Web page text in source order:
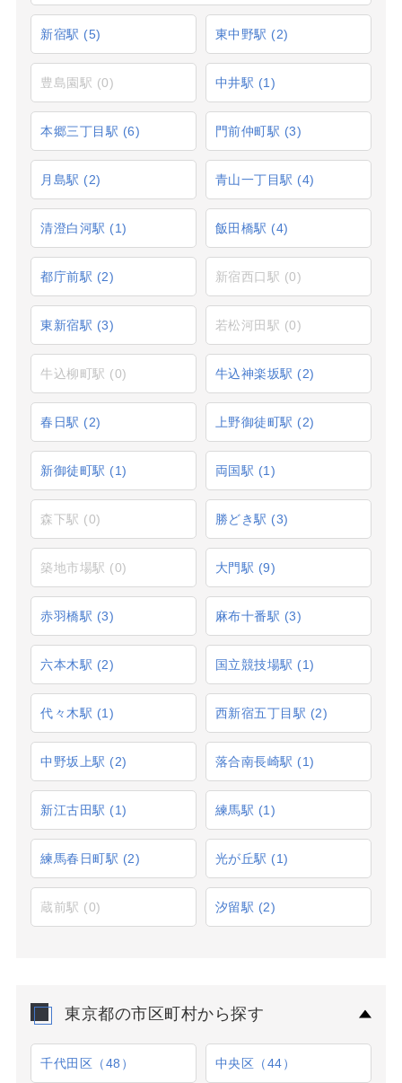
新宿駅 (5) 東中野駅 (2)
豊島園駅 (0) 中井駅 (1)
本郷三丁目駅 (6) 門前仲町駅 (3)
月島駅 (2) 青山一丁目駅 (4)
清澄白河駅 (1) 飯田橋駅 (4)
都庁前駅 (2) 新宿西口駅 (0)
東新宿駅 (3) 若松河田駅 (0)
牛込柳町駅 (0) 牛込神楽坂駅 (2)
春日駅 (2) 上野御徒町駅 (2)
新御徒町駅 (1) 両国駅 (1)
森下駅 (0) 勝どき駅 (3)
築地市場駅 (0) 大門駅 (9)
赤羽橋駅 (3) 麻布十番駅 (3)
六本木駅 (2) 国立競技場駅 (1)
代々木駅 (1) 西新宿五丁目駅 (2)
中野坂上駅 (2) 落合南長崎駅 (1)
新江古田駅 (1) 練馬駅 (1)
練馬春日町駅 (2) 光が丘駅 (1)
蔵前駅 (0) 汐留駅 (2)
東京都の市区町村から探す
千代田区（48） 中央区（44）